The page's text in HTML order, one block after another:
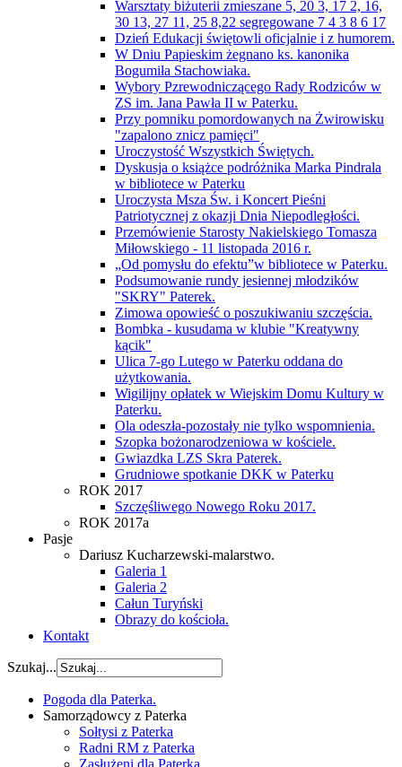
Warsztaty biżuterii zmieszane 5, 20 3, 17 2, 16,
30 13, 27 11, 25 8,22 segregowane 7 4 3 8 6 17
Dzień Edukacji świętowli oficjalnie i z humorem.
W Dniu Papieskim żegnano ks. kanonika
Bogumiła Stachowiaka.
Wybory Pzrewodniczącego Rady Rodziców w
ZS im. Jana Pawła II w Paterku.
Przy pomniku pomordowanych na Żwirowisku
"zapalono znicz pamięci"
Uroczystość Wszystkich Świętych.
Dyskusja o książce podróżnika Marka Pindrala
w bibliotece w Paterku
Uroczysta Msza Św. i Koncert Pieśni
Patriotycznej z okazji Dnia Niepodległości.
Przemówienie Starosty Nakielskiego Tomasza
Miłowskiego - 11 listopada 2016 r.
„Od pomysłu do efektu”w bibliotece w Paterku.
Podsumowanie rundy jesiennej młodzików
"SKRY" Paterek.
Zimowa opowieść o poszukiwaniu szczęścia.
Bombka - kusudama w klubie "Kreatywny
kącik"
Ulica 7-go Lutego w Paterku oddana do
użytkowania.
Wigilijny opłatek w Wiejskim Domu Kultury w
Paterku.
Ola odeszła-pozostały nie tylko wspomnienia.
Szopka bożonarodzeniowa w kościele.
Gwiazdka LZS Skra Paterek.
Grudniowe spotkanie DKK w Paterku
ROK 2017
Szczęśliwego Nowego Roku 2017.
ROK 2017a
Pasje
Dariusz Kucharzewski-malarstwo.
Galeria 1
Galeria 2
Całun Turyński
Obrazy do kościoła.
Kontakt
Szukaj...
Pogoda dla Paterka.
Samorządowcy z Paterka
Sołtysi z Paterka
Radni RM z Paterka